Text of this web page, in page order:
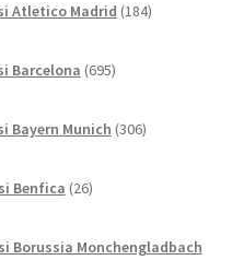
Atletico Madrid 184izdelkov
Barcelona 695izdelkov
Bayern Munich 306izdelkov
Benfica 26izdelkov
Borussia Monchengladbach